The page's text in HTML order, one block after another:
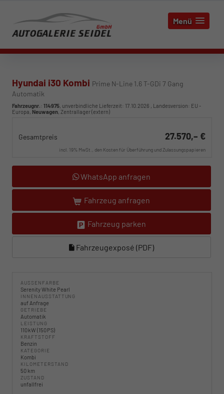
Menü
Hyundai i30 Kombi Prime N-Line 1.6 T-GDi 7 Gang
Automatik
Fahrzeugnr.: 114975, unverbindliche Lieferzeit: 17.10.2026 , Landesversion: EU -
Europa, Neuwagen, Zentrallager (extern)
Gesamtpreis 27.570,– €
incl. 19% MwSt., den Kosten für Überführung und Zulassungspapieren
WhatsApp anfragen
Fahrzeug anfragen
Fahrzeug parken
Fahrzeugexposé (PDF)
AUSSENFARBE
Serenity White Pearl
INNENAUSSTATTUNG
auf Anfrage
GETRIEBE
Automatik
LEISTUNG
110 kW (150 PS)
KRAFTSTOFF
Benzin
KATEGORIE
Kombi
KILOMETERSTAND
50 km
ZUSTAND
unfallfrei